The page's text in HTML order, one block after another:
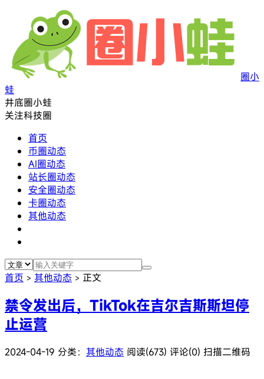
圈小
蛙
井底圈小蛙
关注科技圈
首页
币圈动态
AI圈动态
站长圈动态
安全圈动态
卡圈动态
其他动态
首页 > 其他动态 > 正文
禁令发出后，TikTok在吉尔吉斯斯坦停
止运营
2024-04-19 分类： 其他动态 阅读(673) 评论(0) 扫描二维码